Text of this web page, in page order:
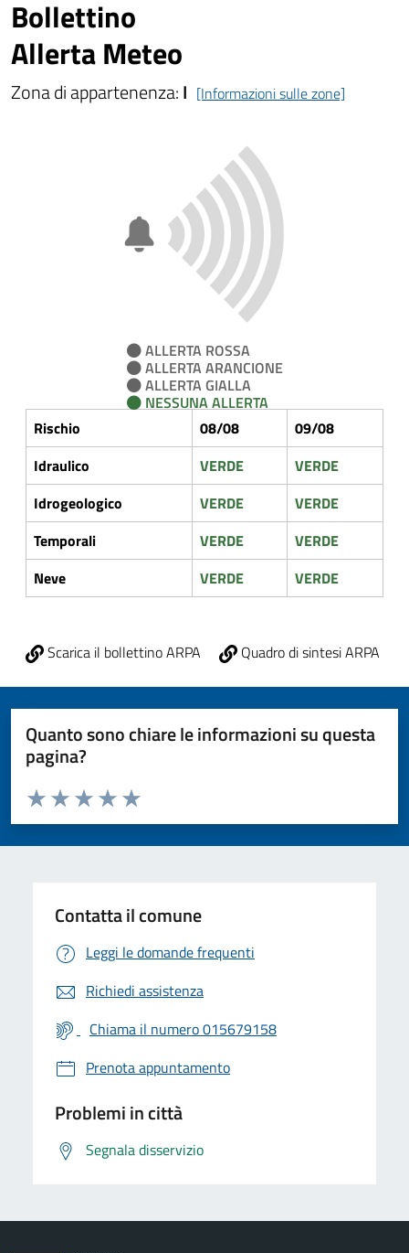
Bollettino
Allerta Meteo
Zona di appartenenza:I [Informazioni sulle zone]
ALLERTA ROSSA
ALLERTA ARANCIONE
ALLERTA GIALLA
NESSUNA ALLERTA
Rischio
08/08
09/08
Idraulico
VERDE
VERDE
Idrogeologico
VERDE
VERDE
Temporali
VERDE
VERDE
Neve
VERDE VERDE
Scarica il bollettino ARPA Quadro di sintesi ARPA
Quanto sono chiare le informazioni su questa
pagina?
Valuta da 1 a 5 stelle la pagina
Valuta 5 stelle su 5
Valuta 4 stelle su 5
Valuta 3 stelle su 5
Valuta 2 stelle su 5
Valuta 1 stelle su 5
Contatta il comune
Leggi le domande frequenti
Richiedi assistenza
Chiama il numero 015679158
Prenota appuntamento
Problemi in città
Segnala disservizio